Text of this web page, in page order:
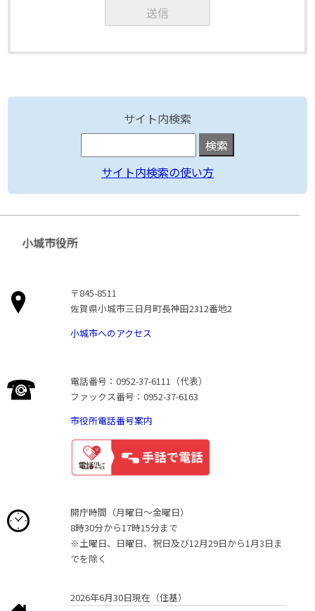
サイト内検索
サイト内検索の使い方
小城市役所
〒845-8511
佐賀県小城市三日月町長神田2312番地2
小城市へのアクセス
電話番号：0952-37-6111（代表）
ファックス番号：0952-37-6163
市役所電話番号案内
開庁時間（月曜日〜金曜日）
8時30分から17時15分まで
※土曜日、日曜日、祝日及び12月29日から1月3日ま
でを除く
2026年6月30日現在（住基）